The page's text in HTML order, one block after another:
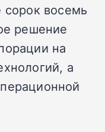
восемь
решение
на
а